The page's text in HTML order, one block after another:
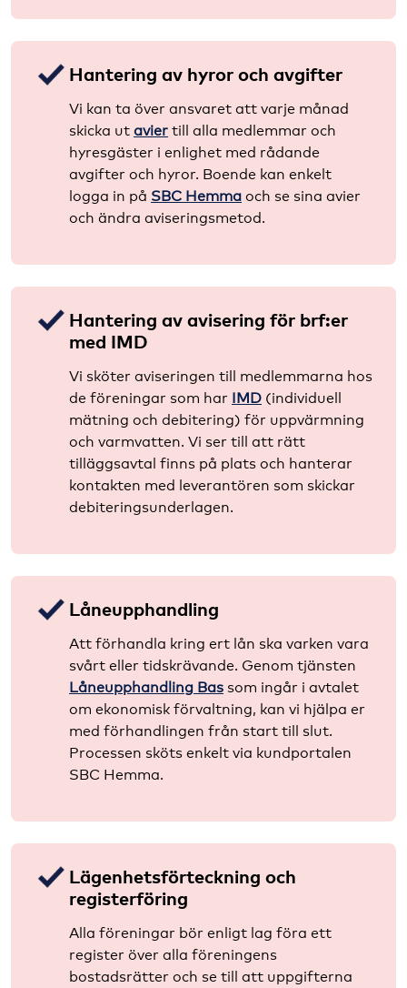
Hantering av hyror och avgifter
Vi kan ta över ansvaret att varje månad
skicka ut avier till alla medlemmar och
hyresgäster i enlighet med rådande
avgifter och hyror. Boende kan enkelt
logga in på SBC Hemma och se sina avier
och ändra aviseringsmetod.
Hantering av avisering för brf:er
med IMD
Vi sköter aviseringen till medlemmarna hos
de föreningar som har IMD (individuell
mätning och debitering) för uppvärmning
och varmvatten. Vi ser till att rätt
tilläggsavtal finns på plats och hanterar
kontakten med leverantören som skickar
debiteringsunderlagen.
Låneupphandling
Att förhandla kring ert lån ska varken vara
svårt eller tidskrävande. Genom tjänsten
Låneupphandling Bas som ingår i avtalet
om ekonomisk förvaltning, kan vi hjälpa er
med förhandlingen från start till slut.
Processen sköts enkelt via kundportalen
SBC Hemma.
Lägenhetsförteckning och
registerföring
Alla föreningar bör enligt lag föra ett
register över alla föreningens
bostadsrätter och se till att uppgifterna